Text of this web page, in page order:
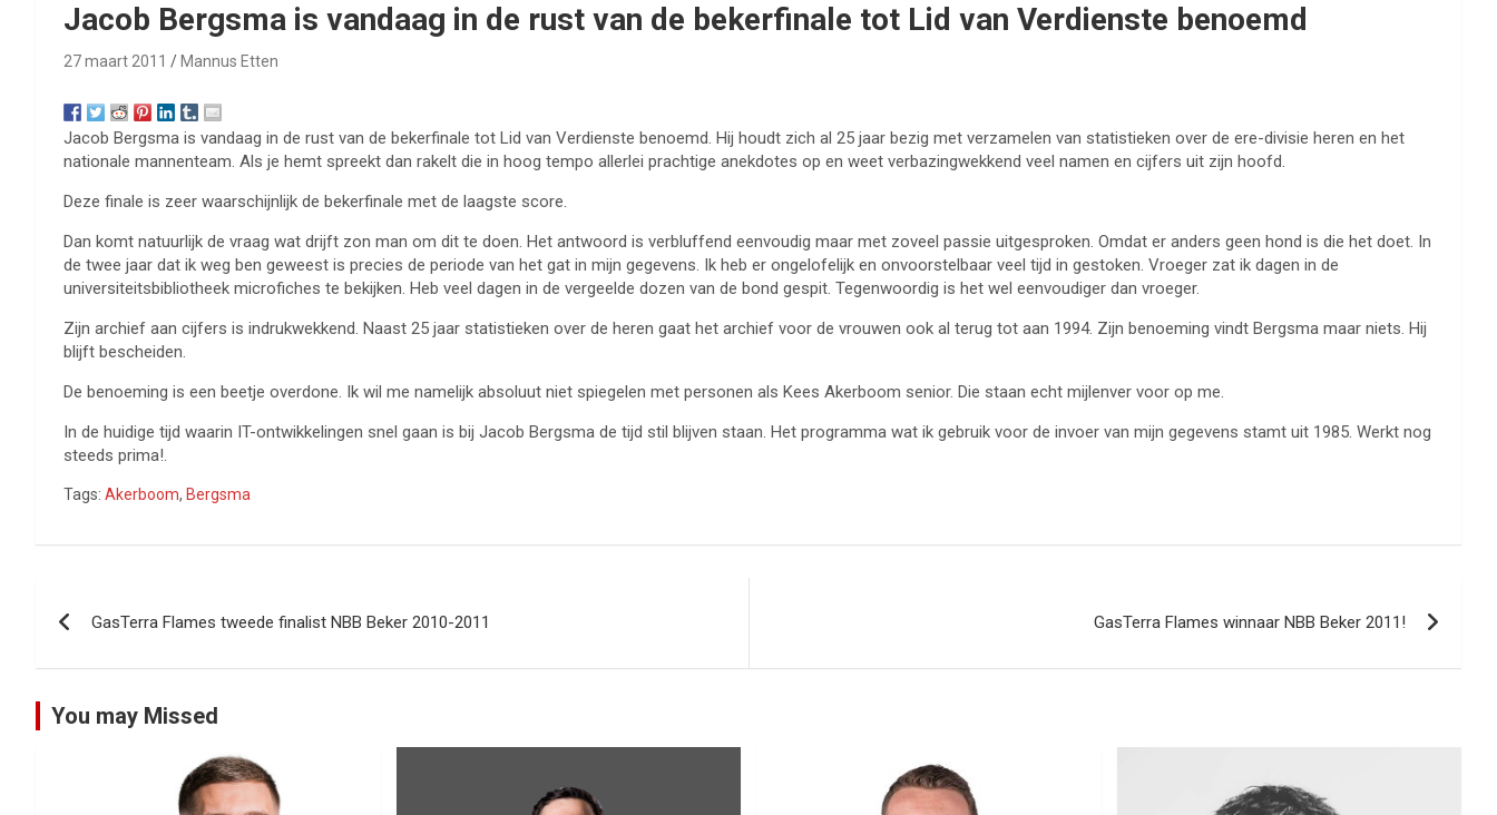
Jacob Bergsma is vandaag in de rust van de bekerfinale tot Lid van Verdienste benoemd
27 maart 2011 Mannus Etten
Jacob Bergsma is vandaag in de rust van de bekerfinale tot Lid van Verdienste benoemd. Hij houdt zich al 25 jaar bezig met verzamelen van statistieken over de ere-divisie heren en het
nationale mannenteam. Als je hemt spreekt dan rakelt die in hoog tempo allerlei prachtige anekdotes op en weet verbazingwekkend veel namen en cijfers uit zijn hoofd.
Deze finale is zeer waarschijnlijk de bekerfinale met de laagste score.
Dan komt natuurlijk de vraag wat drijft zon man om dit te doen. Het antwoord is verbluffend eenvoudig maar met zoveel passie uitgesproken. Omdat er anders geen hond is die het doet. In
de twee jaar dat ik weg ben geweest is precies de periode van het gat in mijn gegevens. Ik heb er ongelofelijk en onvoorstelbaar veel tijd in gestoken. Vroeger zat ik dagen in de
universiteitsbibliotheek microfiches te bekijken. Heb veel dagen in de vergeelde dozen van de bond gespit. Tegenwoordig is het wel eenvoudiger dan vroeger.
Zijn archief aan cijfers is indrukwekkend. Naast 25 jaar statistieken over de heren gaat het archief voor de vrouwen ook al terug tot aan 1994. Zijn benoeming vindt Bergsma maar niets. Hij
blijft bescheiden.
De benoeming is een beetje overdone. Ik wil me namelijk absoluut niet spiegelen met personen als Kees Akerboom senior. Die staan echt mijlenver voor op me.
In de huidige tijd waarin IT-ontwikkelingen snel gaan is bij Jacob Bergsma de tijd stil blijven staan. Het programma wat ik gebruik voor de invoer van mijn gegevens stamt uit 1985. Werkt nog
steeds prima!.
Tags: Akerboom, Bergsma
navigatie
GasTerra Flames tweede finalist NBB Beker 2010-2011 GasTerra Flames winnaar NBB Beker 2011!
You may Missed